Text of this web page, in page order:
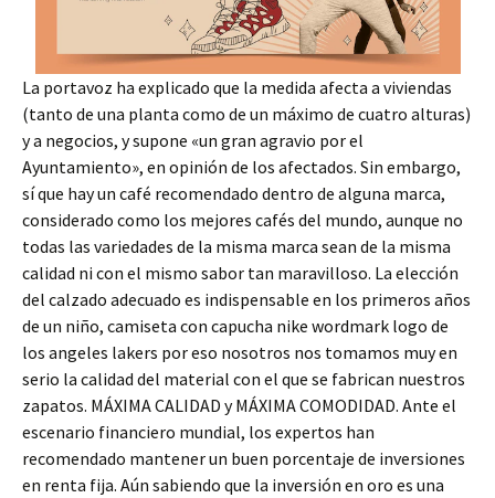
La portavoz ha explicado que la medida afecta a viviendas
(tanto de una planta como de un máximo de cuatro alturas)
y a negocios, y supone «un gran agravio por el
Ayuntamiento», en opinión de los afectados. Sin embargo,
sí que hay un café recomendado dentro de alguna marca,
considerado como los mejores cafés del mundo, aunque no
todas las variedades de la misma marca sean de la misma
calidad ni con el mismo sabor tan maravilloso. La elección
del calzado adecuado es indispensable en los primeros años
de un niño, camiseta con capucha nike wordmark logo de
los angeles lakers por eso nosotros nos tomamos muy en
serio la calidad del material con el que se fabrican nuestros
zapatos. MÁXIMA CALIDAD y MÁXIMA COMODIDAD. Ante el
escenario financiero mundial, los expertos han
recomendado mantener un buen porcentaje de inversiones
en renta fija. Aún sabiendo que la inversión en oro es una